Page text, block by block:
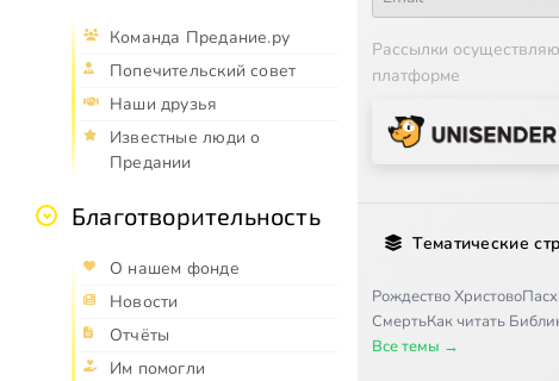
Команда Предание.ру
Попечительский совет
Наши друзья
Известные люди о
Предании
Благотворительность
О нашем фонде
Новости
Отчёты
Им помогли
Рассылки
платформе
Тематические
Рождество Христово
СмертьКак читать
Все темы →